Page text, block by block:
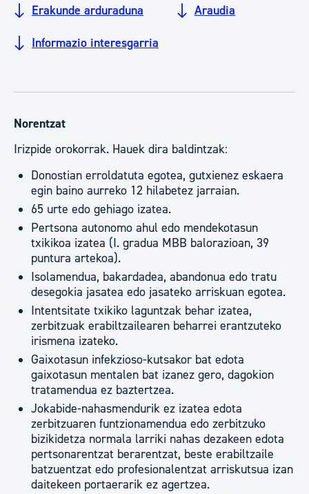
Erakunde arduraduna Araudia
Informazio interesgarria
Norentzat
Irizpide orokorrak. Hauek dira baldintzak:
Donostian erroldatuta egotea, gutxienez eskaera
egin baino aurreko 12 hilabetez jarraian.
65 urte edo gehiago izatea.
Pertsona autonomo ahul edo mendekotasun
txikikoa izatea (I. gradua MBB balorazioan, 39
puntura artekoa).
Isolamendua, bakardadea, abandonua edo tratu
desegokia jasatea edo jasateko arriskuan egotea.
Intentsitate txikiko laguntzak behar izatea,
zerbitzuak erabiltzailearen beharrei erantzuteko
irismena izateko.
Gaixotasun infekzioso-kutsakor bat edota
gaixotasun mentalen bat izanez gero, dagokion
tratamendua ez baztertzea.
Jokabide-nahasmendurik ez izatea edota
zerbitzuaren funtzionamendua edo zerbitzuko
bizikidetza normala larriki nahas dezakeen edota
pertsonarentzat berarentzat, beste erabiltzaile
batzuentzat edo profesionalentzat arriskutsua izan
daitekeen portaerarik ez agertzea.